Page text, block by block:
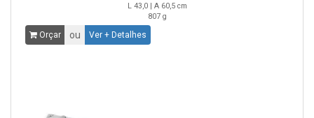
L 43,0 | A 60,5 cm
807 g
Orçar ou Ver + Detalhes